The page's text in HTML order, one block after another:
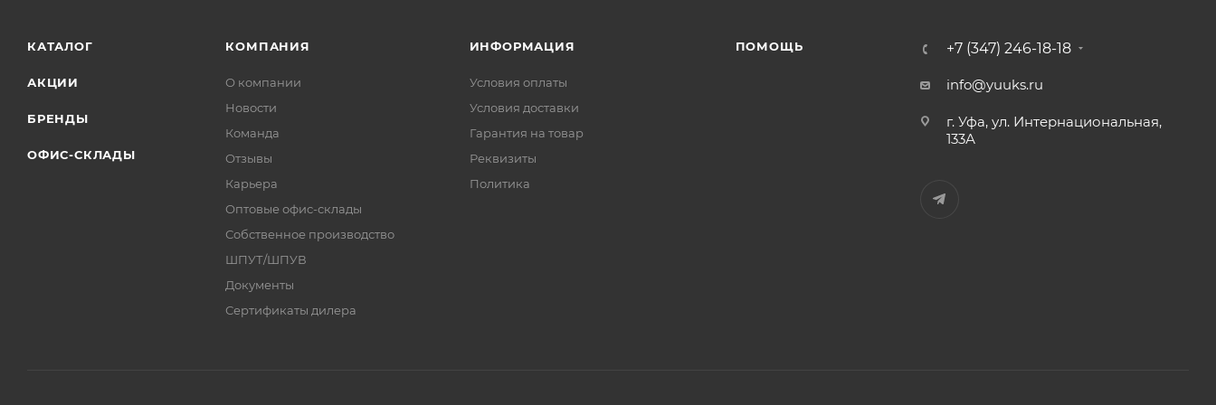
КАТАЛОГ
АКЦИИ
БРЕНДЫ
ОФИС-СКЛАДЫ
КОМПАНИЯ
О компании
Новости
Команда
Отзывы
Карьера
Оптовые офис-склады
Собственное производство
ШПУТ/ШПУВ
Документы
Сертификаты дилера
ИНФОРМАЦИЯ
Условия оплаты
Условия доставки
Гарантия на товар
Реквизиты
Политика
ПОМОЩЬ +7 (347) 246-18-18
info@yuuks.ru
г. Уфа, ул. Интернациональная,
133А